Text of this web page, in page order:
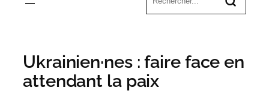
Ukrainien·nes : faire face en
attendant la paix